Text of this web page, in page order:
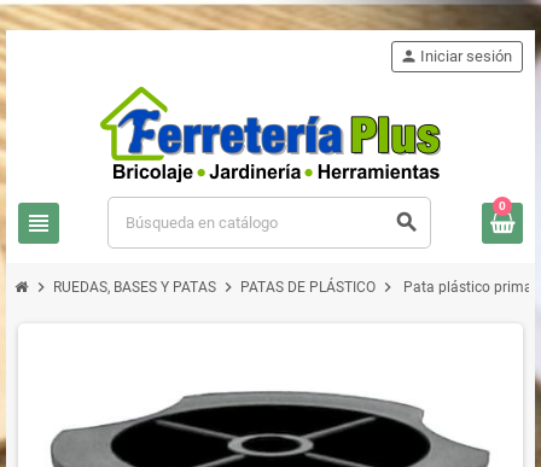
view_headline search
person Iniciar sesión
0
chevron_right RUEDAS, BASES Y PATAS chevron_right PATAS DE PLÁSTICO chevron_right Pata plástico